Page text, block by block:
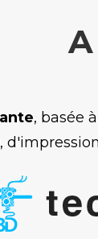
, basée